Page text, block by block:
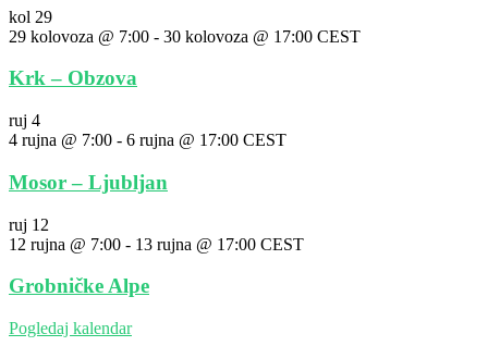
kol 29
29 kolovoza @ 7:00 - 30 kolovoza @ 17:00 CEST
Krk – Obzova
ruj 4
4 rujna @ 7:00 - 6 rujna @ 17:00 CEST
Mosor – Ljubljan
ruj 12
12 rujna @ 7:00 - 13 rujna @ 17:00 CEST
Grobničke Alpe
Pogledaj kalendar